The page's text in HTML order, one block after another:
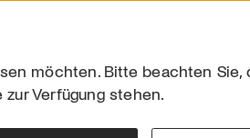
möchten. Bitte beachten Sie,
Verfügung stehen.